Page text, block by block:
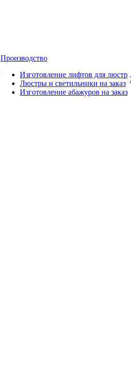
Производство
Изготовление лифтов для люстр
Люстры и светильники на заказ
Изготовление абажуров на заказ